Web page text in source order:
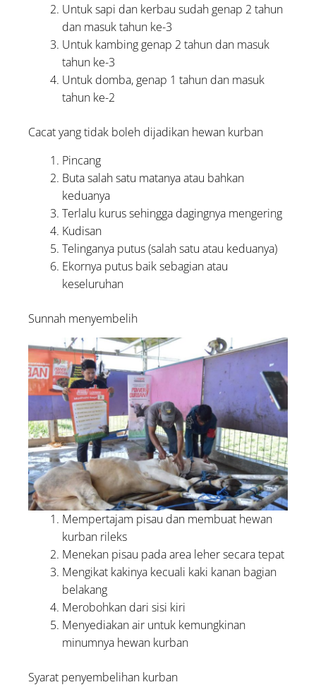
Untuk sapi dan kerbau sudah genap 2 tahun
dan masuk tahun ke-3
Untuk kambing genap 2 tahun dan masuk
tahun ke-3
Untuk domba, genap 1 tahun dan masuk
tahun ke-2
Cacat yang tidak boleh dijadikan hewan kurban
Pincang
Buta salah satu matanya atau bahkan
keduanya
Terlalu kurus sehingga dagingnya mengering
Kudisan
Telinganya putus (salah satu atau keduanya)
Ekornya putus baik sebagian atau
keseluruhan
Sunnah menyembelih
Mempertajam pisau dan membuat hewan
kurban rileks
Menekan pisau pada area leher secara tepat
Mengikat kakinya kecuali kaki kanan bagian
belakang
Merobohkan dari sisi kiri
Menyediakan air untuk kemungkinan
minumnya hewan kurban
Syarat penyembelihan kurban